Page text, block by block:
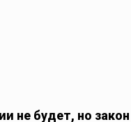
не будет, но